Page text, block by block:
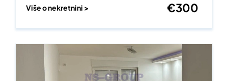
Više o nekretnini > €300